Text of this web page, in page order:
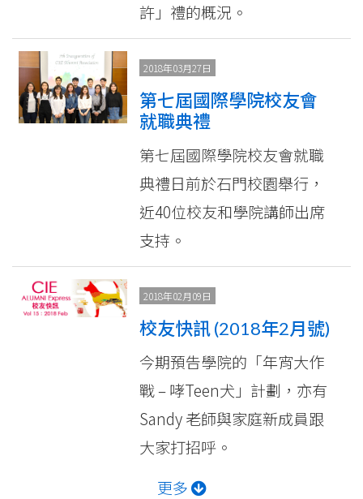
許」禮的概況。
2018年03月27日
第七屆國際學院校友會
就職典禮
第七屆國際學院校友會就職
典禮日前於石門校園舉行，
近40位校友和學院講師出席
支持。
2018年02月09日
校友快訊 (2018年2月號)
今期預告學院的「年宵大作
戰 – 哮Teen犬」計劃，亦有
Sandy 老師與家庭新成員跟
大家打招呼。
更多